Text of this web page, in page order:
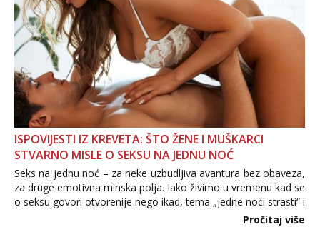
ISPOVIJESTI IZ KREVETA: ŠTO ŽENE I MUŠKARCI
STVARNO MISLE O SEKSU NA JEDNU NOĆ
Seks na jednu noć – za neke uzbudljiva avantura bez obaveza,
za druge emotivna minska polja. Iako živimo u vremenu kad se
o seksu govori otvorenije nego ikad, tema „jedne noći strasti“ i
dalje izaziva burne rasprave. Što zapravo misle žene, a što
Pročitaj više